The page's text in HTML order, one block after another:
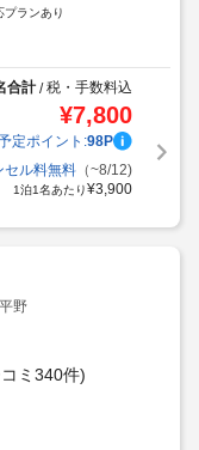
プランあり
合計/税・手数料込
¥7,800
定ポイント:98P
セル料無料（~8/12)
1泊1名あたり¥3,900
野
ミ340件)